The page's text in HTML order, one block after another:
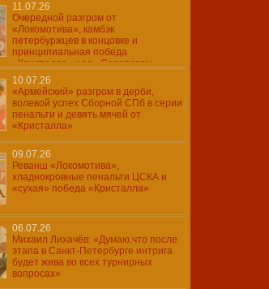
11.07.26
Очередной разгром от
«Локомотива», камбэк
петербуржцев в концовке и
принципиальная победа
«Кристалла» над «Саратовом»
10.07.26
«Армейский» разгром в дерби,
волевой успех Сборной СПб в серии
пенальти и девять мячей от
«Кристалла»
09.07.26
Реванш «Локомотива»,
хладнокровные пенальти ЦСКА и
«сухая» победа «Кристалла»
06.07.26
Михаил Лихачёв: «Думаю,что после
этапа в Санкт-Петербурге интрига
будет жива во всех турнирных
вопросах»